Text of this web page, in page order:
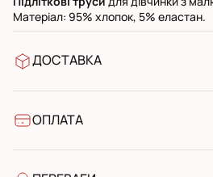
Матеріал: 95% хлопок, 5% еластан.
ДОСТАВКА
УкрПошта стандарт
ОПЛАТА
Банківський переказ